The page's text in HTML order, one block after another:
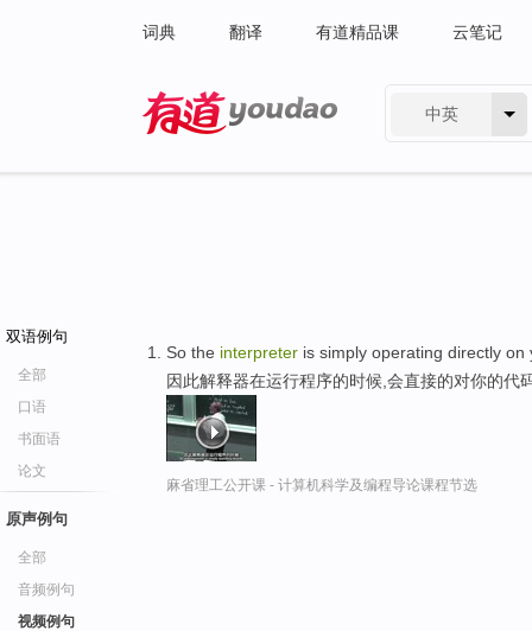
词典 翻译 有道精品课 云笔记
中英
双语例句
全部
口语
书面语
论文
原声例句
全部
音频例句
视频例句
So the interpreter is simply operating directly
因此解释器在运行程序的时候,会直接的对你的代
麻省理工公开课 - 计算机科学及编程导论课程节选